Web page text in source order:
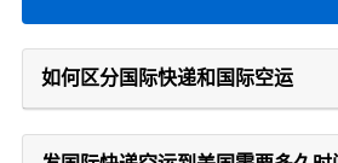
如何区分国际快递和国际空运